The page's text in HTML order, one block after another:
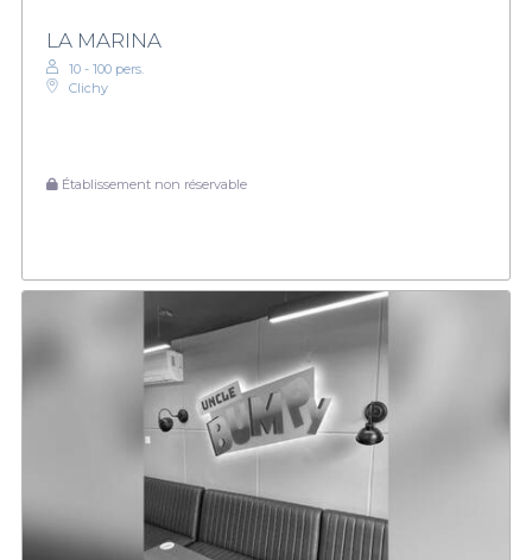
LA MARINA
10 - 100 pers.
Clichy
Établissement non réservable